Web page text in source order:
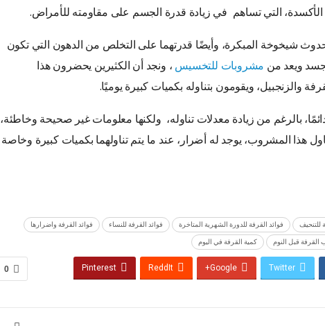
التي تساهم في زيادة قدرة الجسم على مقاومته للأمراض.
شيخوخة المبكرة، وأيضًا قدرتهما على التخلص من الدهون التي تكون
ويعد من مشروبات للتخسيس ، ونجد أن الكثيرين يحضرون هذا
والزنجبيل، ويقومون بتناوله بكميات كبيرة يوميًا.
بالرغم من زيادة معدلات تناوله، ولكنها معلومات غير صحيحة وخاطئة،
هذا المشروب، يوجد له أضرار، عند ما يتم تناولهما بكميات كبيرة وخاصة
للتنحيف فوائد القرفة للدورة الشهرية المتاخرة فوائد القرفة للنساء فوائد القرفة واضرارها
القرفة قبل النوم كمية القرفة في اليوم
0 Twitter
Google+
ReddIt
Pinterest